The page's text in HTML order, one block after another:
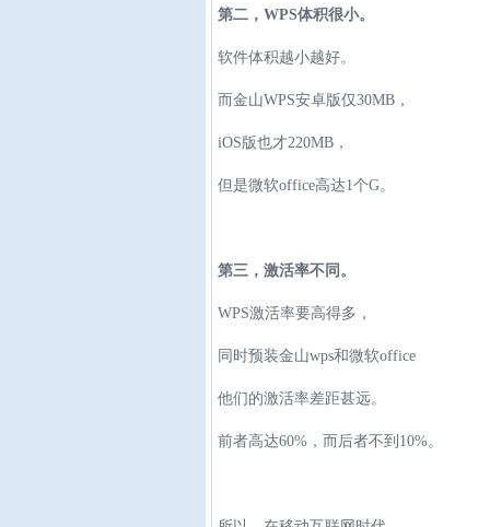
第二，WPS体积很小。
软件体积越小越好。
而金山WPS安卓版仅30MB，
iOS版也才220MB，
但是微软office高达1个G。
第三，激活率不同。
WPS激活率要高得多，
同时预装金山wps和微软office
他们的激活率差距甚远。
前者高达60%，而后者不到10%。